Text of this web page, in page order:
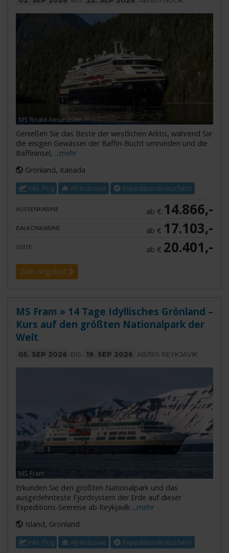
MS Roald Amundsen
Genießen Sie das Beste der westlichen Arktis, während Sie
die eisigen Gewässer der Baffin-Bucht umrunden und die
Baffininsel, ...mehr
Grönland, Kanada
Inkl. Flug All-Inclusive Expeditionskreuzfahrt
AUSSENKABINE ab € 14.866,-
BALKONKABINE ab € 17.103,-
SUITE ab € 20.401,-
Zum Angebot
MS Fram » 14 Tage Idyllisches Grönland –
Kurs auf den größten Nationalpark der
Welt
05. SEP 2026 BIS 19. SEP 2026 AB/BIS REYKJAVIK
MS Fram
Erkunden Sie den größten Nationalpark und das
ausgedehnteste Fjordsystem der Erde auf dieser
Expeditions-Seereise ab Reykjavík ...mehr
Island, Grönland
Inkl. Flug All-Inclusive Expeditionskreuzfahrt